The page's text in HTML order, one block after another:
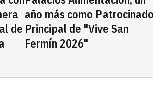
de
año más como
Principal de "Vive San
Fermín 2026"